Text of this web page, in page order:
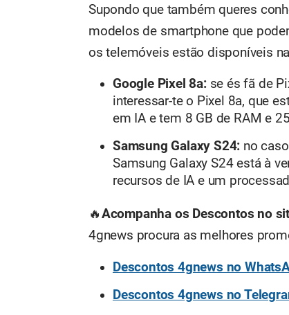
Supondo que também queres
modelos de smartphone que
os telemóveis estão disponíveis
Google Pixel 8a: se és fã de
interessar-te o Pixel 8a, que
em IA e tem 8 GB de RAM e
Samsung Galaxy S24: no
Samsung Galaxy S24 está à
recursos de IA e um
🔥Acompanha os Descontos no
4gnews procura as melhores
Descontos 4gnews no
Descontos 4gnews no